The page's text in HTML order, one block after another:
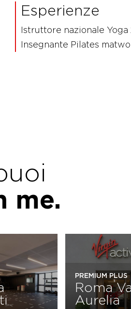
Esperienze
Istruttore nazionale Yoga
Insegnante Pilates
me.
PREMIUM PLUS
Roma
Aurelia